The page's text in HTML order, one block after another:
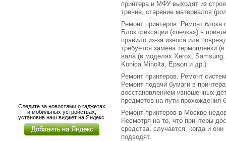
принтера и МФУ выходят из
трение, старение материалов
Ремонт принтеров. Ремонт блока
Блок фиксации («печка») в
правило из-за износа или
требуется замена термопленки
вала (в моделях Xerox,
Konica Minolta, Epson и др.)
Ремонт принтеров. Ремонт
Ремонт подачи бумаги в
восстановлением изношенных
предметов на пути прохождения
Ремонт принтеров в Москве
Несмотря на то, что принтеры
средства, случается, когда и
подводят.
Следите за новостями о гаджетах
и мобильных устройствах,
установив наш виджет на Яндекс.